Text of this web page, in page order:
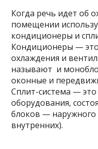
Когда речь идет об
помещении
кондиционеры и
Кондиционеры —
охлаждения и
называют и
оконные и
Сплит-система —
оборудования,
блоков — наружного
внутренних).